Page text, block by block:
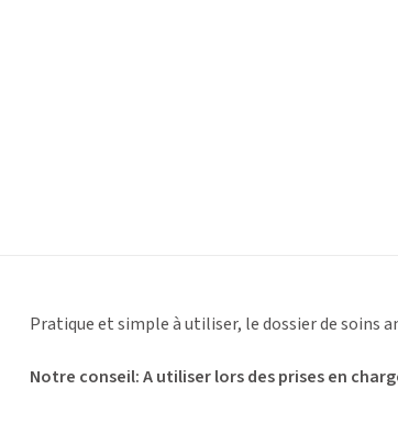
Pratique et simple à utiliser, le dossier de soins
Notre conseil: A utiliser lors des prises en